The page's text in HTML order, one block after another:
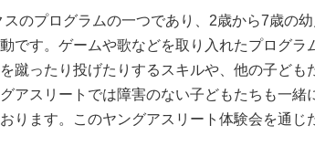
のプログラムの一つであり、2歳から7歳の
です。ゲームや歌などを取り入れたプログラ
蹴ったり投げたりするスキルや、他の子ども
アスリートでは障害のない子どもたちも一緒
ります。このヤングアスリート体験会を通じ